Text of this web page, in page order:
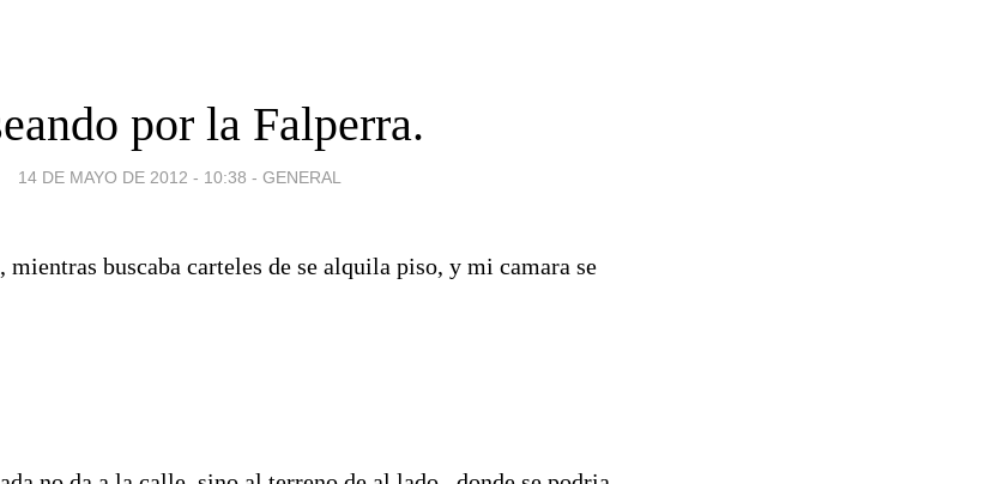
por la Falperra.
14 DE MAYO DE 2012 - 10:38 - GENERAL
mientras buscaba carteles de se alquila piso, y mi camara se